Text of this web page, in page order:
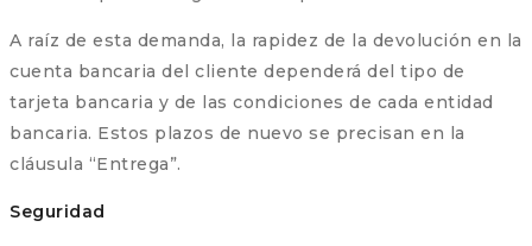
A raíz de esta demanda, la rapidez de la devolución en la
cuenta bancaria del cliente dependerá del tipo de
tarjeta bancaria y de las condiciones de cada entidad
bancaria. Estos plazos de nuevo se precisan en la
cláusula “Entrega”.
Seguridad